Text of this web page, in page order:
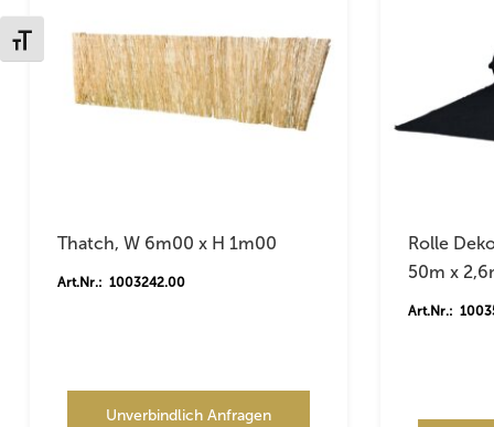
Schrift vergrößern
Thatch, W 6m00 x H 1m00
Art.Nr.: 1003242.00
Unverbindlich Anfragen
Rolle
50m x
Art.Nr.: